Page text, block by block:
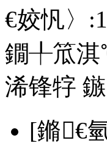
€姣忛〉:
鐗╀笟
浠锋牸
[鏅€